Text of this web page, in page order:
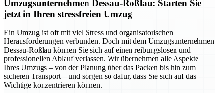
Umzugsunternehmen Dessau-Roßlau: Starten Sie
jetzt in Ihren stressfreien Umzug
Ein Umzug ist oft mit viel Stress und organisatorischen
Herausforderungen verbunden. Doch mit dem Umzugsunternehmen
Dessau-Roßlau können Sie sich auf einen reibungslosen und
professionellen Ablauf verlassen. Wir übernehmen alle Aspekte
Ihres Umzugs – von der Planung über das Packen bis hin zum
sicheren Transport – und sorgen so dafür, dass Sie sich auf das
Wichtige konzentrieren können.